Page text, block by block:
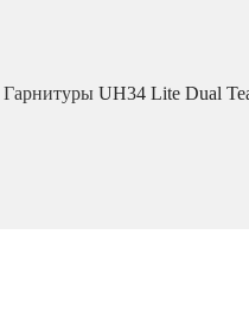
Гарнитуры UH34 Lite Dual